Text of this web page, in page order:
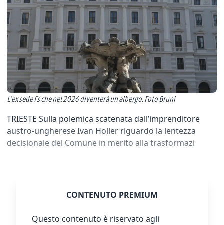
L’ex sede Fs che nel 2026 diventerà un albergo. Foto Bruni
TRIESTE Sulla polemica scatenata dall’imprenditore
austro-ungherese Ivan Holler riguardo la lentezza
decisionale del Comune in merito alla trasformazi
CONTENUTO PREMIUM
Questo contenuto è riservato agli